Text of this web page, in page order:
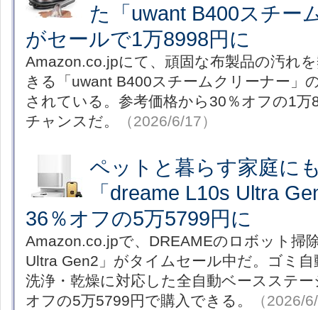
た「uwant B400スチー
がセールで1万8998円に
Amazon.co.jpにて、頑固な布製品の汚れ
きる「uwant B400スチームクリーナー」
されている。参考価格から30％オフの1
チャンスだ。
（2026/6/17）
ペットと暮らす家庭に
「dreame L10s Ultra
36％オフの5万5799円に
Amazon.co.jpで、DREAMEのロボット掃
Ultra Gen2」がタイムセール中だ。ゴミ
洗浄・乾燥に対応した全自動ベースステ
オフの5万5799円で購入できる。
（2026/